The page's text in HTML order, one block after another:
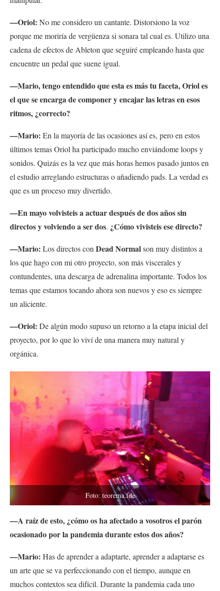
—Oriol: No me considero un cantante. Distorsiono la voz
porque me moriría de vergüenza si sonara tal cual es. Utilizo una
cadena de efectos de Ableton que seguiré empleando hasta que
encuentre un pedal que suene igual.
—Mario, tengo entendido que esta es más tu faceta, Oriol es
el que se encarga de componer y encajar las letras en esos
ritmos, ¿correcto?
—Mario: En la mayoría de las ocasiones así es, pero en estos
últimos temas Oriol ha participado mucho enviándome loops y
sonidos. Quizás es la vez que más horas hemos pasado juntos en
el estudio arreglando estructuras o añadiendo pads. La verdad es
que es un proceso muy divertido.
—En mayo volvisteis a actuar después de dos años sin
directos y volviendo a ser dos. ¿Cómo vivisteis ese directo?
—Mario: Los directos con Dead Normalson muy distintos a
los que hago con mi otro proyecto, son más viscerales y
contundentes, una descarga de adrenalina importante. Todos los
temas que estamos tocando ahora son nuevos y eso es siempre
un aliciente.
—Oriol: De algún modo supuso un retorno a la etapa inicial del
proyecto, por lo que lo viví de una manera muy natural y
orgánica.
Foto: teorema.fde
—A raíz de esto, ¿cómo os ha afectado a vosotros el parón
ocasionado por la pandemia durante estos dos años?
—Mario: Has de aprender a adaptarte, aprender a adaptarse es
un arte que se va perfeccionando con el tiempo, aunque en
muchos contextos sea difícil. Durante la pandemia cada uno